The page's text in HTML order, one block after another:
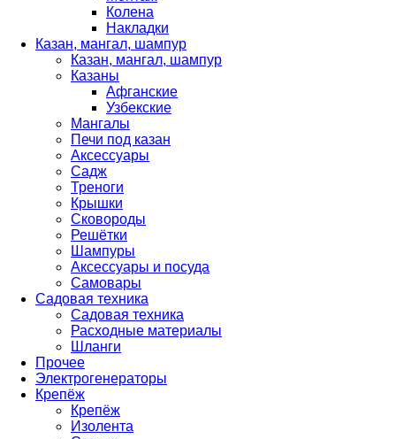
Колена
Накладки
Казан, мангал, шампур
Казан, мангал, шампур
Казаны
Афганские
Узбекские
Мангалы
Печи под казан
Аксессуары
Садж
Треноги
Крышки
Сковороды
Решётки
Шампуры
Аксессуары и посуда
Самовары
Садовая техника
Садовая техника
Расходные материалы
Шланги
Прочее
Электрогенераторы
Крепёж
Крепёж
Изолента